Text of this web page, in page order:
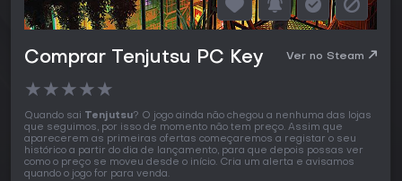
Comprar Tenjutsu PC Key Ver no Steam
★★★★★
Quando sai Tenjutsu? O jogo ainda não chegou a nenhuma das lojas
que seguimos, por isso de momento não tem preço. Assim que
aparecerem as primeiras ofertas começaremos a registar o seu
histórico a partir do dia de lançamento, para que depois possas ver
como o preço se moveu desde o início. Cria um alerta e avisamos
quando o jogo for para venda.